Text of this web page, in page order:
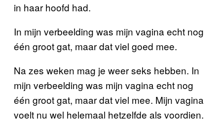
in haar hoofd had.
In mijn verbeelding was mijn vagina echt nog
één groot gat, maar dat viel goed mee.
Na zes weken mag je weer seks hebben. In
mijn verbeelding was mijn vagina echt nog
één groot gat, maar dat viel mee. Mijn vagina
voelt nu wel helemaal hetzelfde als voordien.